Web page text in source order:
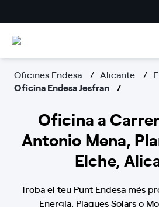
Oficines Endesa Alicante
Oficina Endesa Jesfran
Oficina a
Antonio Mena,
Elche,
Troba el teu Punt Endesa més
Energia, Plaques Solars o